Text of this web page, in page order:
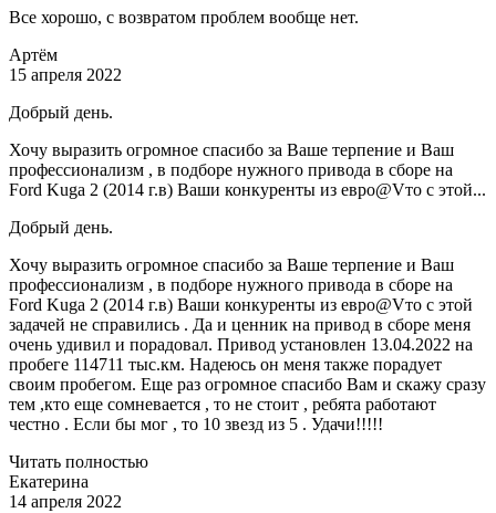
Все хорошо, с возвратом проблем вообще нет.
Артём
15 апреля 2022
Добрый день.
Хочу выразить огромное спасибо за Ваше терпение и Ваш
профессионализм , в подборе нужного привода в сборе на
Ford Kuga 2 (2014 г.в) Ваши конкуренты из евро@Vто с этой...
Добрый день.
Хочу выразить огромное спасибо за Ваше терпение и Ваш
профессионализм , в подборе нужного привода в сборе на
Ford Kuga 2 (2014 г.в) Ваши конкуренты из евро@Vто с этой
задачей не справились . Да и ценник на привод в сборе меня
очень удивил и порадовал. Привод установлен 13.04.2022 на
пробеге 114711 тыс.км. Надеюсь он меня также порадует
своим пробегом. Еще раз огромное спасибо Вам и скажу сразу
тем ,кто еще сомневается , то не стоит , ребята работают
честно . Если бы мог , то 10 звезд из 5 . Удачи!!!!!
Читать полностью
Екатерина
14 апреля 2022